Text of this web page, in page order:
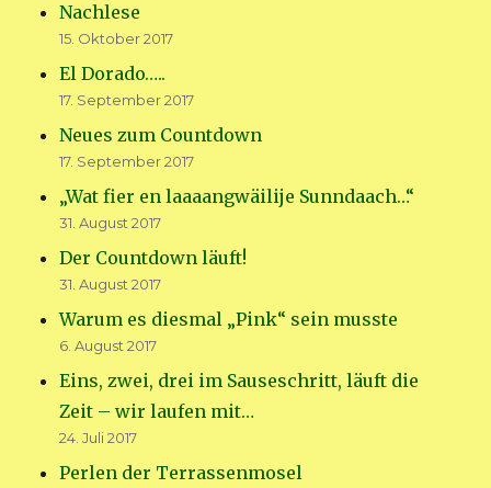
Nachlese
15. Oktober 2017
El Dorado…..
17. September 2017
Neues zum Countdown
17. September 2017
„Wat fier en laaaangwäilije Sunndaach…“
31. August 2017
Der Countdown läuft!
31. August 2017
Warum es diesmal „Pink“ sein musste
6. August 2017
Eins, zwei, drei im Sauseschritt, läuft die
Zeit – wir laufen mit…
24. Juli 2017
Perlen der Terrassenmosel